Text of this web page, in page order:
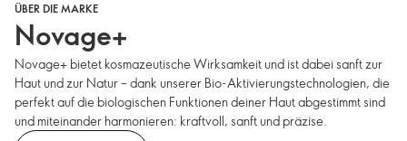
ÜBER DIE MARKE
Novage+
Novage+ bietet kosmazeutische Wirksamkeit und ist dabei sanft zur
Haut und zur Natur – dank unserer Bio-Aktivierungstechnologien, die
perfekt auf die biologischen Funktionen deiner Haut abgestimmt sind
und miteinander harmonieren: kraftvoll, sanft und präzise.